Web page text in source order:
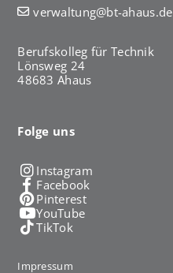
verwaltung@bt-ahaus.de
Berufskolleg für Technik
Lönsweg 24
48683 Ahaus
Folge uns
Instagram
Facebook
Pinterest
YouTube
TikTok
Impressum